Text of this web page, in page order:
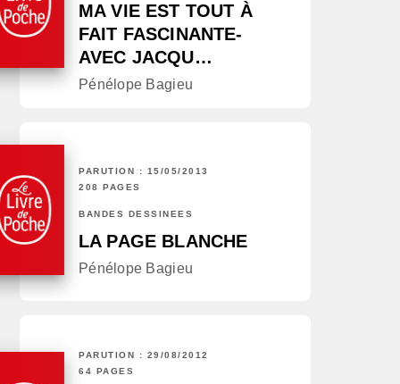
MA VIE EST TOUT À
FAIT FASCINANTE-
AVEC JACQU…
Pénélope Bagieu
PARUTION : 15/05/2013
208 PAGES
BANDES DESSINÉES
LA PAGE BLANCHE
Pénélope Bagieu
PARUTION : 29/08/2012
64 PAGES